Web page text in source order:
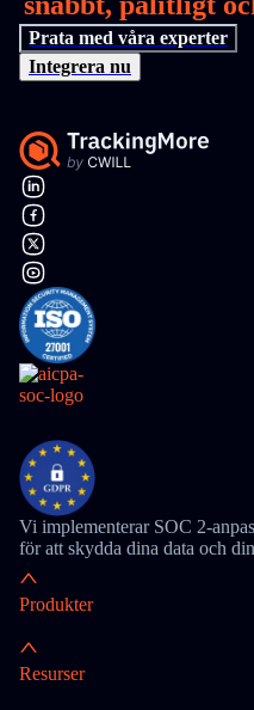
Prata med våra experter
Integrera nu
Vi implementerar SOC 2-
för att skydda dina data och
Produkter
Resurser